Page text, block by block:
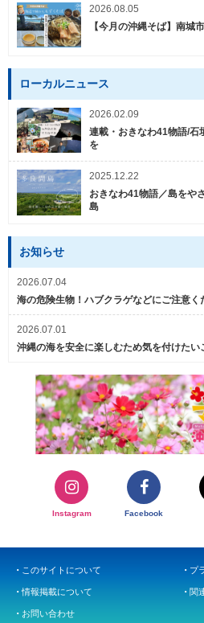
2026.08.05
【今月の沖縄そば】南城
ローカルニュース
2026.02.09
連載・おきなわ41物語/石
を
2025.12.22
おきなわ41物語／島をや
島
お知らせ
2026.07.04
海の危険生物！ハブクラゲなどにご注意く
2026.07.01
沖縄の海を安全に楽しむため気を付けたい
Instagram Facebook
このサイトについて プ
情報掲載について 関
お問い合わせ